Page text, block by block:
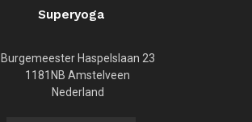
Superyoga
Burgemeester Haspelslaan 23
1181NB Amstelveen
Nederland